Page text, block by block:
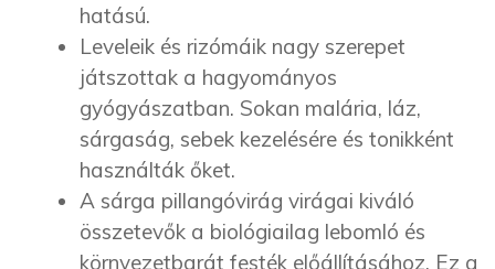
hatású.
Leveleik és rizómáik nagy szerepet
játszottak a hagyományos
gyógyászatban. Sokan malária, láz,
sárgaság, sebek kezelésére és tonikként
használták őket.
A sárga pillangóvirág virágai kiváló
összetevők a biológiailag lebomló és
környezetbarát festék előállításához. Ez a